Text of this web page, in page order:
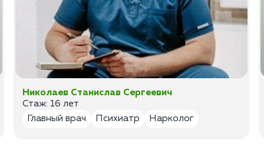
Николаев Станислав Сергеевич
Стаж: 16 лет
Главный врач
Психиатр Нарколог